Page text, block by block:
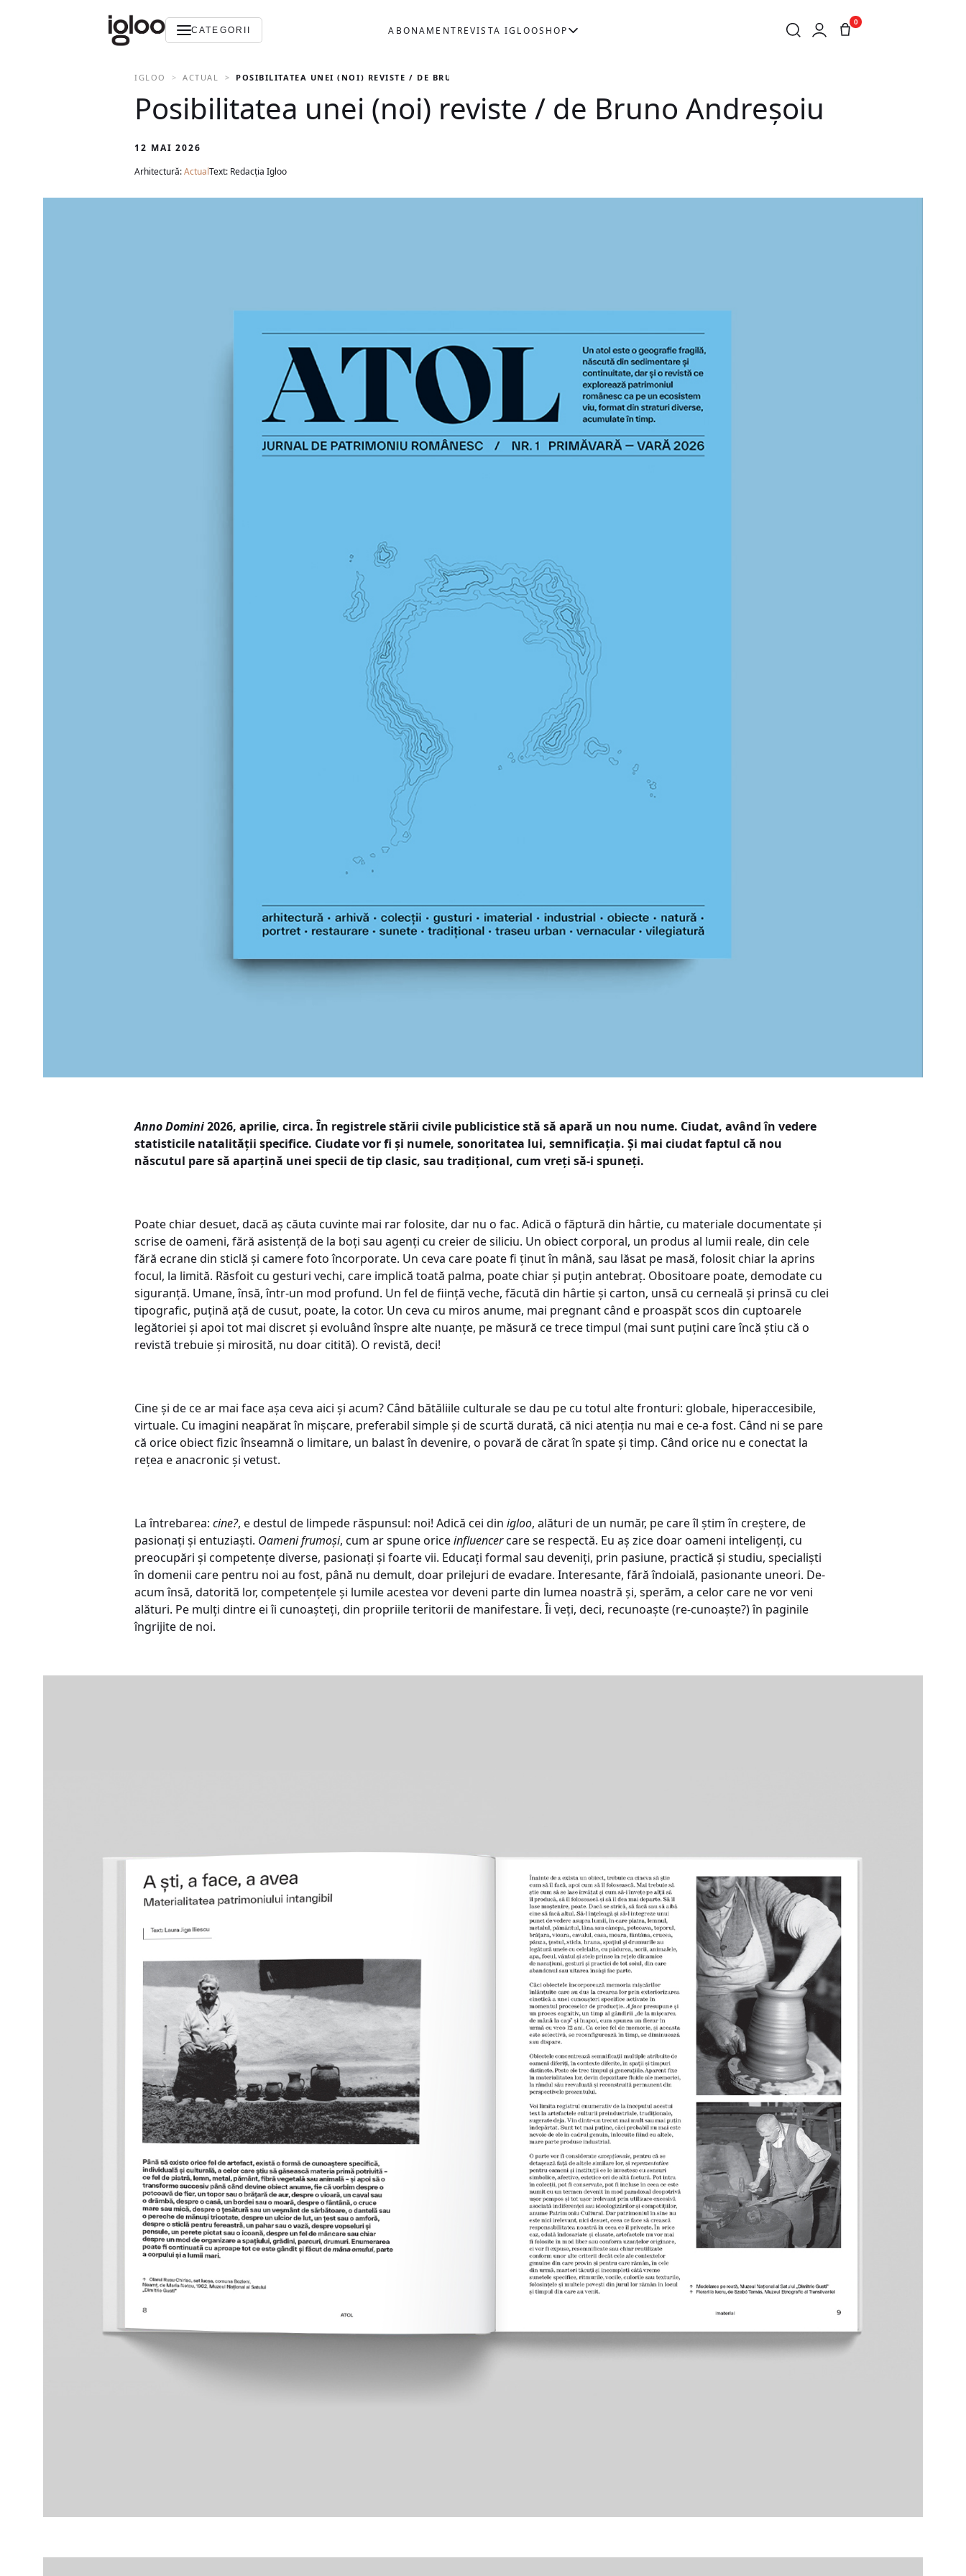
CATEGORII ABONAMENTREVISTA IGLOOSHOP
0
IGLOO ACTUAL POSIBILITATEA UNEI (NOI) REVISTE / DE BRUNO ANDREȘOIU
Posibilitatea unei (noi) reviste / de Bruno Andreșoiu
12 MAI 2026
Arhitectură:ActualText: Redacția Igloo
Anno Domini2026, aprilie, circa. În registrele stării civile publicistice stă să apară un nou nume. Ciudat, având în vedere
statisticile natalității specifice. Ciudate vor fi și numele, sonoritatea lui, semnificația. Și mai ciudat faptul că nou
născutul pare să aparțină unei specii de tip clasic, sau tradițional, cum vreți să-i spuneți.
Poate chiar desuet, dacă aș căuta cuvinte mai rar folosite, dar nu o fac. Adică o făptură din hârtie, cu materiale documentate și
scrise de oameni, fără asistență de la boți sau agenți cu creier de siliciu. Un obiect corporal, un produs al lumii reale, din cele
fără ecrane din sticlă și camere foto încorporate. Un ceva care poate fi ținut în mână, sau lăsat pe masă, folosit chiar la aprins
focul, la limită. Răsfoit cu gesturi vechi, care implică toată palma, poate chiar și puțin antebraț. Obositoare poate, demodate cu
siguranță. Umane, însă, într-un mod profund. Un fel de ființă veche, făcută din hârtie și carton, unsă cu cerneală și prinsă cu clei
tipografic, puțină ață de cusut, poate, la cotor. Un ceva cu miros anume, mai pregnant când e proaspăt scos din cuptoarele
legătoriei și apoi tot mai discret și evoluând înspre alte nuanțe, pe măsură ce trece timpul (mai sunt puțini care încă știu că o
revistă trebuie și mirosită, nu doar citită). O revistă, deci!
Cine și de ce ar mai face așa ceva aici și acum? Când bătăliile culturale se dau pe cu totul alte fronturi: globale, hiperaccesibile,
virtuale. Cu imagini neapărat în mișcare, preferabil simple și de scurtă durată, că nici atenția nu mai e ce-a fost. Când ni se pare
că orice obiect fizic înseamnă o limitare, un balast în devenire, o povară de cărat în spate și timp. Când orice nu e conectat la
rețea e anacronic și vetust.
La întrebarea: cine?, e destul de limpede răspunsul: noi! Adică cei din igloo, alături de un număr, pe care îl știm în creștere, de
pasionați și entuziaști. Oameni frumoși, cum ar spune oriceinfluencercare se respectă. Eu aș zice doar oameni inteligenți, cu
preocupări și competențe diverse, pasionați și foarte vii. Educați formal sau deveniți, prin pasiune, practică și studiu, specialiști
în domenii care pentru noi au fost, până nu demult, doar prilejuri de evadare. Interesante, fără îndoială, pasionante uneori. De-
acum însă, datorită lor, competențele și lumile acestea vor deveni parte din lumea noastră și, sperăm, a celor care ne vor veni
alături. Pe mulți dintre ei îi cunoașteți, din propriile teritorii de manifestare. Îi veți, deci, recunoaște (re-cunoaște?) în paginile
îngrijite de noi.